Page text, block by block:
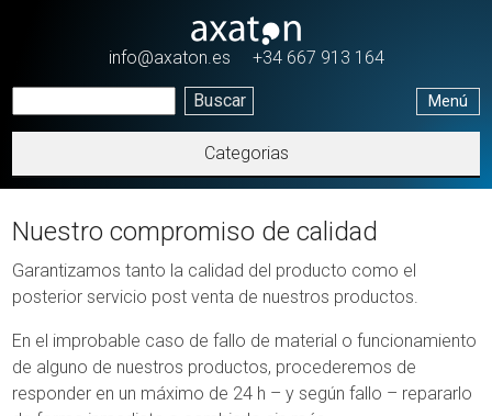
info@axaton.es +34 667 913 164
Menú
Categorias
Nuestro compromiso de calidad
Garantizamos tanto la calidad del producto como el
posterior servicio post venta de nuestros productos.
En el improbable caso de fallo de material o funcionamiento
de alguno de nuestros productos, procederemos de
responder en un máximo de 24 h – y según fallo – repararlo